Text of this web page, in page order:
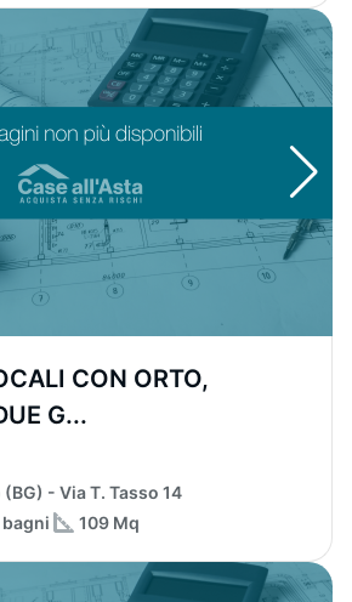
CON ORTO,
G...
- Via T. Tasso 14
bagni 109 Mq